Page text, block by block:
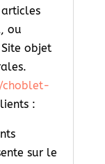
ou
objet
choblet-
:
sur le